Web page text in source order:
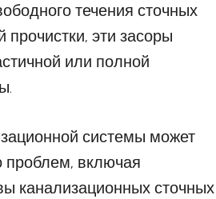
течения сточных
прочистки, эти засоры
или полной
системы может
проблем, включая
канализационных сточных